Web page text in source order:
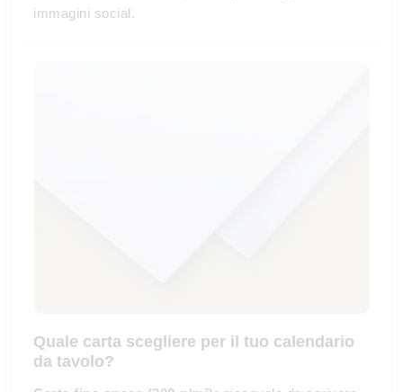
immagini social.
Quale carta scegliere per il tuo calendario
da tavolo?